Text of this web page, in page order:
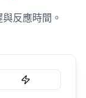
反應時間。